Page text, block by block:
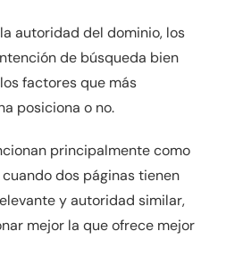
autoridad del dominio, los
de búsqueda bien
factores que más
posiciona o no.
principalmente como
cuando dos páginas tienen
y autoridad similar,
mejor la que ofrece mejor